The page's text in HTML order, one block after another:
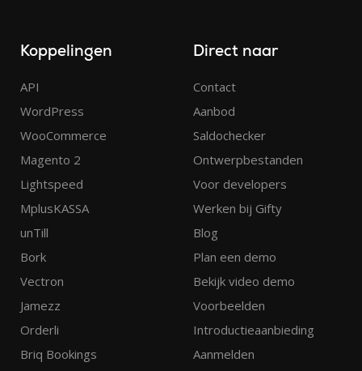
Koppelingen
API
WordPress
WooCommerce
Magento 2
Lightspeed
MplusKASSA
unTill
Bork
Vectron
Jamezz
Orderli
Briq Bookings
Direct naar
Contact
Aanbod
Saldochecker
Ontwerpbestanden
Voor developers
Werken bij Gifty
Blog
Plan een demo
Bekijk video demo
Voorbeelden
Introductieaanbieding
Aanmelden